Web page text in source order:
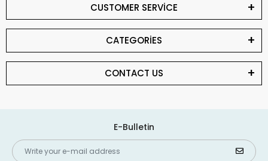
CUSTOMER SERVİCE
CATEGORİES
CONTACT US
E-Bulletin